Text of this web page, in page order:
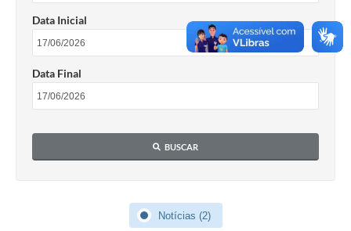
Data Inicial
Data Final
BUSCAR
Notícias (2)